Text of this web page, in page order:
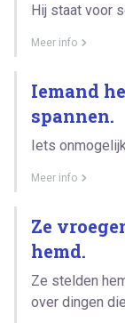
Hij staat voor
Meer info
Iemand
spannen.
Iets
Meer info
Ze
hemd.
Ze stelden
over dingen